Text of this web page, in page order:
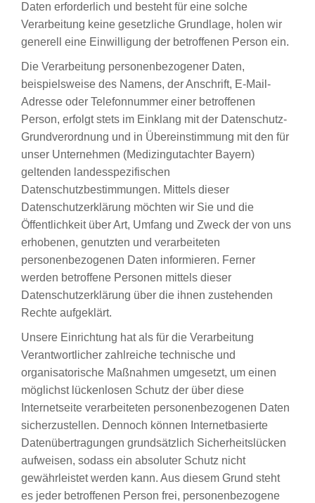
Daten erforderlich und besteht für eine solche
Verarbeitung keine gesetzliche Grundlage, holen wir
generell eine Einwilligung der betroffenen Person ein.
Die Verarbeitung personenbezogener Daten,
beispielsweise des Namens, der Anschrift, E-Mail-
Adresse oder Telefonnummer einer betroffenen
Person, erfolgt stets im Einklang mit der Datenschutz-
Grundverordnung und in Übereinstimmung mit den für
unser Unternehmen (Medizingutachter Bayern)
geltenden landesspezifischen
Datenschutzbestimmungen. Mittels dieser
Datenschutzerklärung möchten wir Sie und die
Öffentlichkeit über Art, Umfang und Zweck der von uns
erhobenen, genutzten und verarbeiteten
personenbezogenen Daten informieren. Ferner
werden betroffene Personen mittels dieser
Datenschutzerklärung über die ihnen zustehenden
Rechte aufgeklärt.
Unsere Einrichtung hat als für die Verarbeitung
Verantwortlicher zahlreiche technische und
organisatorische Maßnahmen umgesetzt, um einen
möglichst lückenlosen Schutz der über diese
Internetseite verarbeiteten personenbezogenen Daten
sicherzustellen. Dennoch können Internetbasierte
Datenübertragungen grundsätzlich Sicherheitslücken
aufweisen, sodass ein absoluter Schutz nicht
gewährleistet werden kann. Aus diesem Grund steht
es jeder betroffenen Person frei, personenbezogene